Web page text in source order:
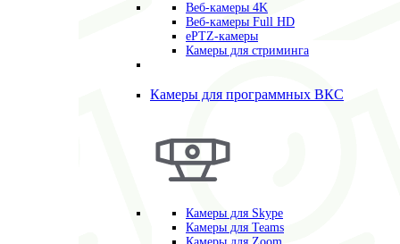
Веб-камеры 4K
Веб-камеры Full HD
ePTZ-камеры
Камеры для стриминга
Камеры для программных ВКС
Камеры для Skype
Камеры для Teams